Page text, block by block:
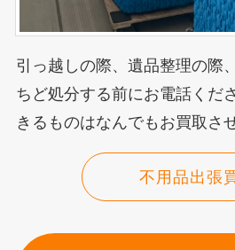
引っ越しの際、遺品整理の際
ちど処分する前にお電話くだ
きるものはなんでもお買取さ
不用品出張